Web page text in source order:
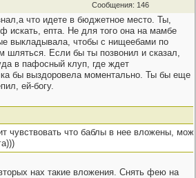
Сообщения: 146
что идете в бюджетное место. Ты,
искать, епта. Не для того она на мамбе
выкладывала, чтобы с нищеебами по
шляться. Если бы ты позвонил и сказал,
в пафосный клуп, где ждет
бы выздоровела моментально. Ты бы еще
ей-богу.
чувствовать что баблы в нее вложены,
нах такие вложения. Снять фею на